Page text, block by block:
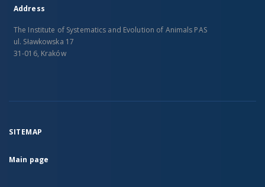
Address
The Institute of Systematics and Evolution of Animals PAS
ul. Sławkowska 17
31-016, Kraków
SITEMAP
Main page